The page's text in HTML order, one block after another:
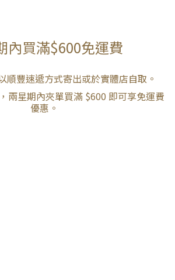
內買滿$600免運費
順豐速遞方式寄出或於實體店自取。
兩星期內夾單買滿 $600 即可享免運費
優惠。